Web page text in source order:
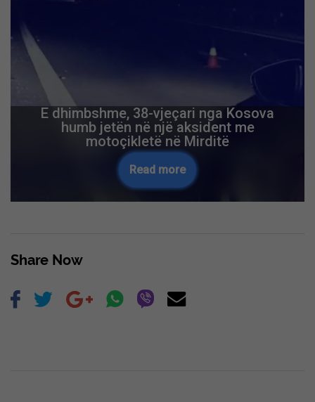
E dhimbshme, 38-vjeçari nga Kosova
humb jetën në një aksident me
motoçikletë në Mirditë
Read more
Share Now